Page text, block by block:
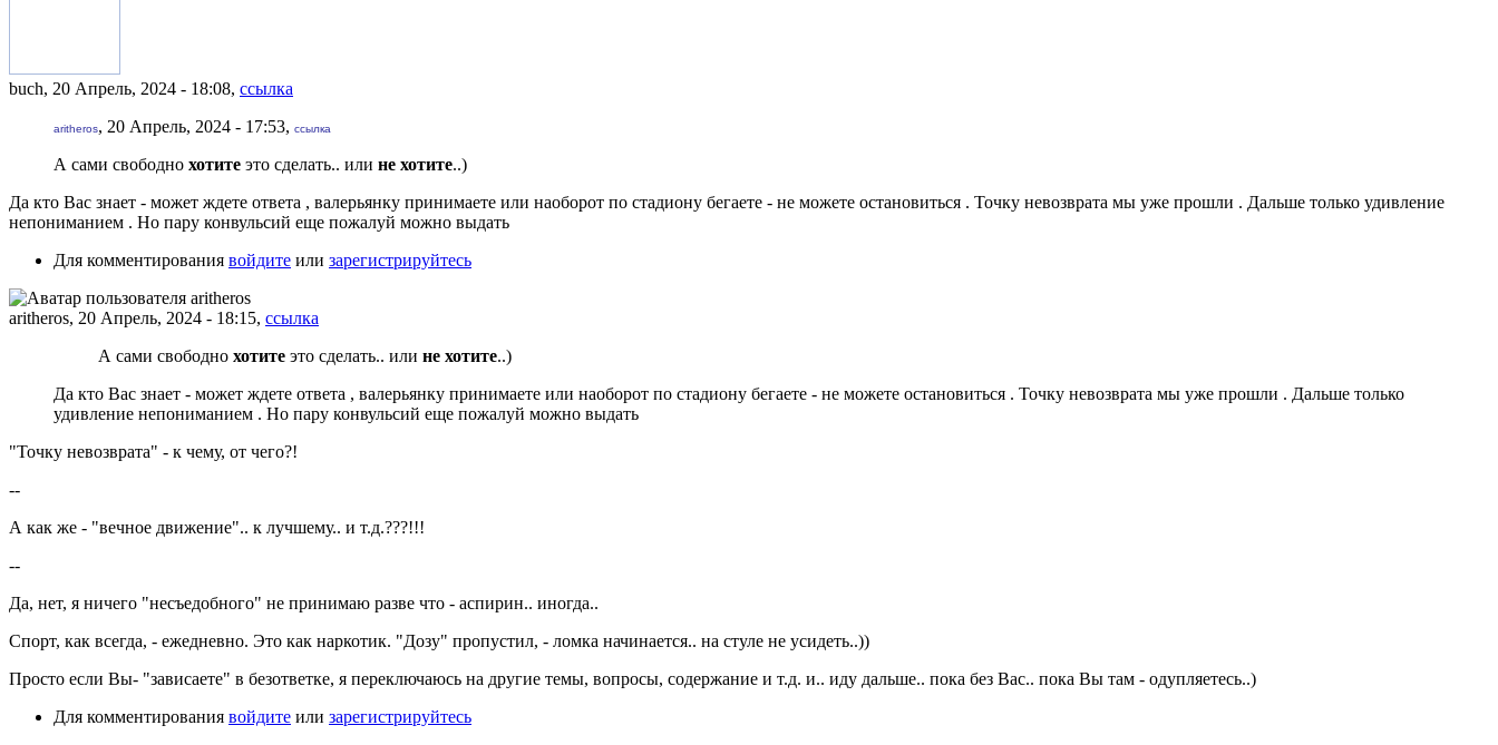
buch, 20 Апрель, 2024 - 18:08, ссылка
aritheros, 20 Апрель, 2024 - 17:53, ссылка
А сами свободно хотите это сделать.. или не хотите..)
Да кто Вас знает - может ждете ответа , валерьянку принимаете или наоборот по стадиону бегаете - не можете остановиться . Точку невозврата мы уже прошли . Дальше только удивление
непониманием . Но пару конвульсий еще пожалуй можно выдать
Для комментирования войдите или зарегистрируйтесь
aritheros, 20 Апрель, 2024 - 18:15, ссылка
А сами свободно хотите это сделать.. или не хотите..)
Да кто Вас знает - может ждете ответа , валерьянку принимаете или наоборот по стадиону бегаете - не можете остановиться . Точку невозврата мы уже прошли . Дальше только
удивление непониманием . Но пару конвульсий еще пожалуй можно выдать
"Точку невозврата" - к чему, от чего?!
--
А как же - "вечное движение".. к лучшему.. и т.д.???!!!
--
Да, нет, я ничего "несъедобного" не принимаю разве что - аспирин.. иногда..
Спорт, как всегда, - ежедневно. Это как наркотик. "Дозу" пропустил, - ломка начинается.. на стуле не усидеть..))
Просто если Вы- "зависаете" в безответке, я переключаюсь на другие темы, вопросы, содержание и т.д. и.. иду дальше.. пока без Вас.. пока Вы там - одупляетесь..)
Для комментирования войдите или зарегистрируйтесь